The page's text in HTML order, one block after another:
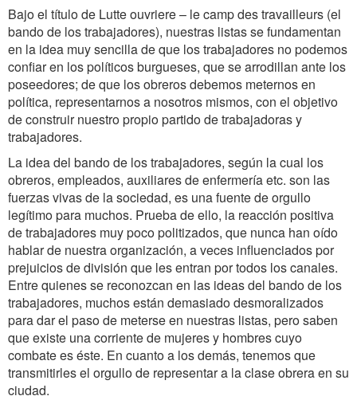
Bajo el título de Lutte ouvriere – le camp des travailleurs (el
bando de los trabajadores), nuestras listas se fundamentan
en la idea muy sencilla de que los trabajadores no podemos
confiar en los políticos burgueses, que se arrodillan ante los
poseedores; de que los obreros debemos meternos en
política, representarnos a nosotros mismos, con el objetivo
de construir nuestro propio partido de trabajadoras y
trabajadores.
La idea del bando de los trabajadores, según la cual los
obreros, empleados, auxiliares de enfermería etc. son las
fuerzas vivas de la sociedad, es una fuente de orgullo
legítimo para muchos. Prueba de ello, la reacción positiva
de trabajadores muy poco politizados, que nunca han oído
hablar de nuestra organización, a veces influenciados por
prejuicios de división que les entran por todos los canales.
Entre quienes se reconozcan en las ideas del bando de los
trabajadores, muchos están demasiado desmoralizados
para dar el paso de meterse en nuestras listas, pero saben
que existe una corriente de mujeres y hombres cuyo
combate es éste. En cuanto a los demás, tenemos que
transmitirles el orgullo de representar a la clase obrera en su
ciudad.